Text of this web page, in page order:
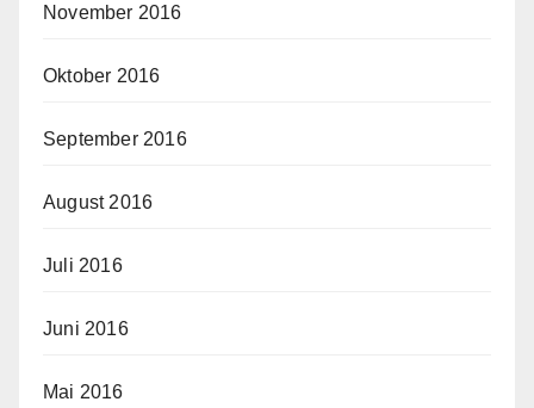
November 2016
Oktober 2016
September 2016
August 2016
Juli 2016
Juni 2016
Mai 2016